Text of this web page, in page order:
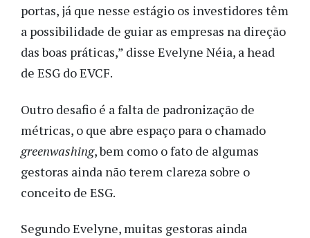
portas, já que nesse estágio os investidores têm
a possibilidade de guiar as empresas na direção
das boas práticas,” disse Evelyne Néia, a head
de ESG do EVCF.
Outro desafio é a falta de padronização de
métricas, o que abre espaço para o chamado
greenwashing, bem como o fato de algumas
gestoras ainda não terem clareza sobre o
conceito de ESG.
Segundo Evelyne, muitas gestoras ainda